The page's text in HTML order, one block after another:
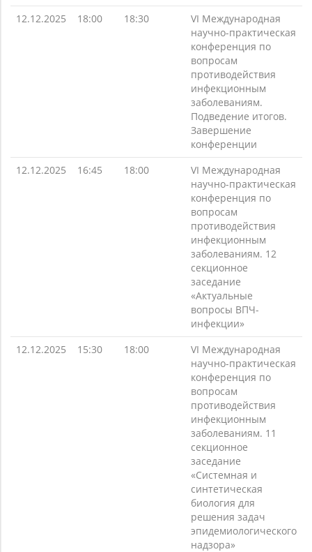
12.12.2025
18:00 18:30
VI Международная
научно-практическая
конференция по
вопросам
противодействия
инфекционным
заболеваниям.
Подведение итогов.
Завершение
конференции
12.12.2025
16:45 18:00
VI Международная
научно-практическая
конференция по
вопросам
противодействия
инфекционным
заболеваниям. 12
секционное
заседание
«Актуальные
вопросы ВПЧ-
инфекции»
12.12.2025
15:30 18:00
VI Международная
научно-практическая
конференция по
вопросам
противодействия
инфекционным
заболеваниям. 11
секционное
заседание
«Системная и
синтетическая
биология для
решения задач
эпидемиологического
надзора»